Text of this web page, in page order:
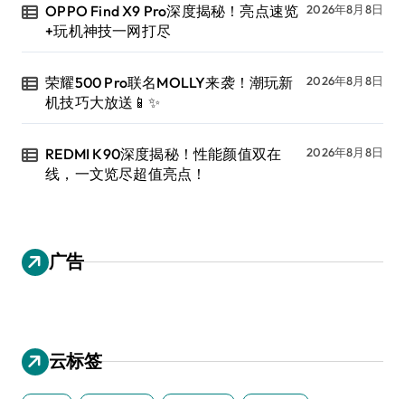
OPPO Find X9 Pro深度揭秘！亮点速览
+玩机神技一网打尽
2026年8月8日
荣耀500 Pro联名MOLLY来袭！潮玩新
机技巧大放送📱✨
2026年8月8日
REDMI K90深度揭秘！性能颜值双在
线，一文览尽超值亮点！
2026年8月8日
广告
云标签